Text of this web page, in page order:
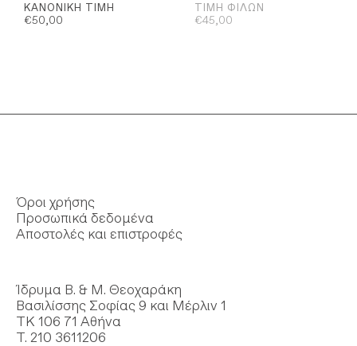
ΚΑΝΟΝΙΚΉ ΤΙΜΉ
€50,00
ΤΙΜΉ ΦΊΛΩΝ
€45,00
Όροι χρήσης
Προσωπικά δεδομένα
Αποστολές και επιστροφές
Ίδρυμα Β. & Μ. Θεοχαράκη
Βασιλίσσης Σοφίας 9 και Μέρλιν 1
ΤΚ 106 71 Αθήνα
Τ. 210 3611206